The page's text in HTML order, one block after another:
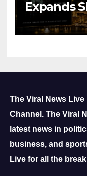
Expands
Reach
The Viral News Live
Channel. The Viral
latest news in
business, and
Live for all the